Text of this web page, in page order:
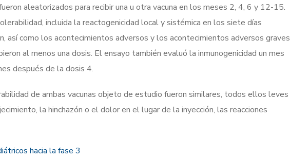
aleatorizados para recibir una u otra vacuna en los meses 2, 4, 6 y 12-15.
incluida la reactogenicidad local y sistémica en los siete días
así como los acontecimientos adversos y los acontecimientos adversos graves
al menos una dosis. El ensayo también evaluó la inmunogenicidad un mes
después de la dosis 4.
de ambas vacunas objeto de estudio fueron similares, todos ellos leves
la hinchazón o el dolor en el lugar de la inyección, las reacciones
hacia la fase 3